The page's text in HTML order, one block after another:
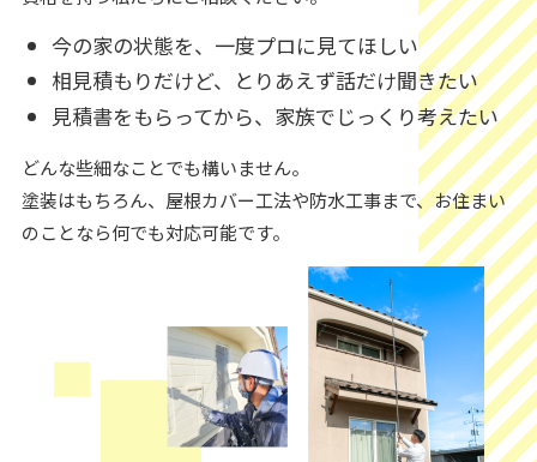
今の家の状態を、一度プロに見てほしい
相見積もりだけど、とりあえず話だけ聞きたい
見積書をもらってから、家族でじっくり考えたい
どんな些細なことでも構いません。
塗装はもちろん、屋根カバー工法や防水工事まで、お住まい
のことなら何でも対応可能です。